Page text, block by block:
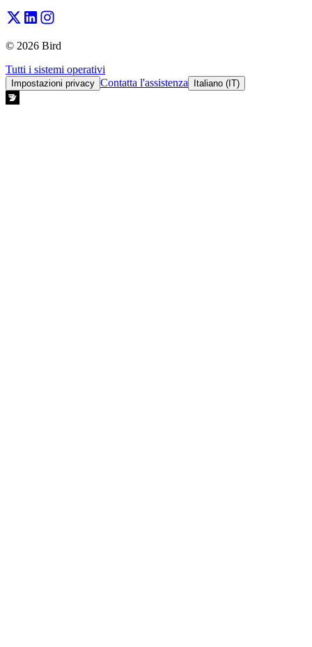
© 2026 Bird
Tutti i sistemi operativi
Impostazioni privacy Contatta l'assistenza Italiano (IT)